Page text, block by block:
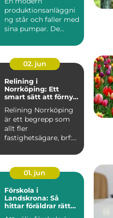
produktionsanläggni
ng står och faller med
sina pumpar. De
02. jun
Relining i
Norrköping: Ett
smart sätt att förnya
Relining Norrköping
är ett begrepp som
allt fler
fastighetsägare, brf:er
01. jun
Förskola i
Landskrona: Så
hittar föräldrar rätt